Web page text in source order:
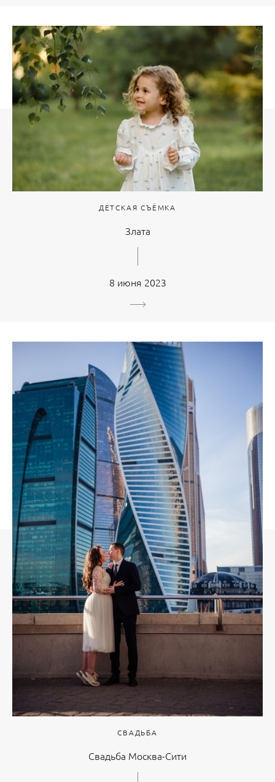
ДЕТСКАЯ СЪЁМКА
Злата
8 июня 2023
СВАДЬБА
Свадьба Москва-Сити